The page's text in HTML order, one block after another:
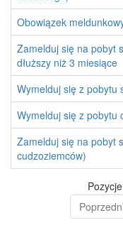
Obowiązek
Zamelduj się na pobyt
dłuższy niż 3 miesiące
Wymelduj się z pobytu
Wymelduj się z pobytu
Zamelduj się na pobyt
cudzoziemców)